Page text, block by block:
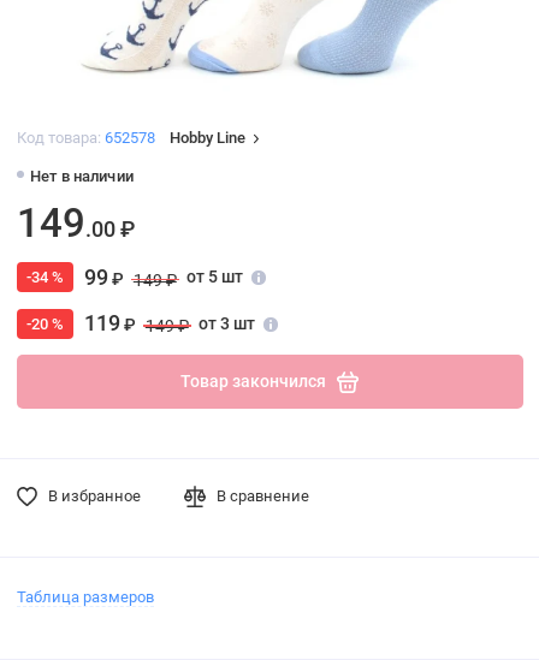
Код товара: 652578 Hobby Line
Нет в наличии
149.00 ₽
-34 % 99₽ 149 ₽ от 5 шт
-20 % 119₽ 149 ₽ от 3 шт
Товар закончился
В избранное В сравнение
Таблица размеров